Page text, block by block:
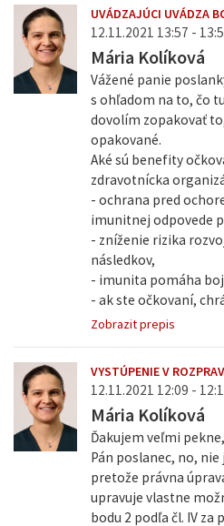
UVÁDZAJÚCI UVÁDZA
12.11.2021 13:57 -
Mária Kolíková
Vážené panie
s ohľadom na to, čo
dovolím zopakovať
opakované.
Aké sú benefity
zdravotnícka
- ochrana pred
imunitnej odpovede
- zníženie rizika
následkov,
- imunita pomáha
- ak ste očkovaní,
Zobrazit prepis
VYSTÚPENIE V
12.11.2021 12:09 -
Mária Kolíková
Ďakujem veľmi
Pán poslanec, no,
pretože právna
upravuje vlastne
bodu 2 podľa čl. IV za